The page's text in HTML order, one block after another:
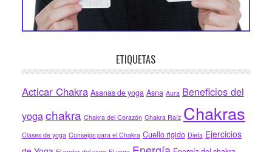
ETIQUETAS
Acticar Chakra Asanas de yoga Asna Aura Beneficios del
yogachakra Chakra del Corazón Chakra Raíz Chakras
Clases de yoga Consejos para el Chakra Cuello rigido Dieta Ejercicios